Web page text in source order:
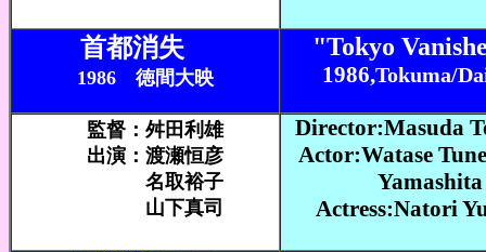
首都消失
1986 徳間大映
"Tokyo
1986,Tokuma/
監督：舛田利雄
出演：渡瀬恒彦
名取裕子
山下真司
Director:Masuda
Actor:Watase
Yamashita
Actress:Natori